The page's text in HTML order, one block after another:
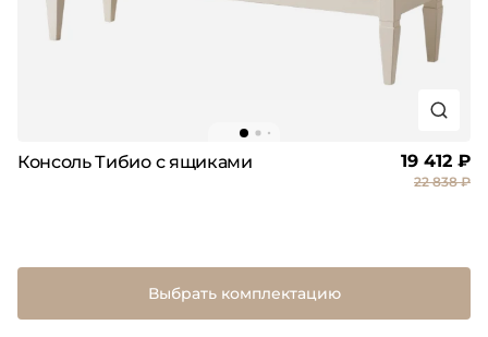
Консоль Тибио с ящиками 19 412 ₽
22 838 ₽
Выбрать комплектацию